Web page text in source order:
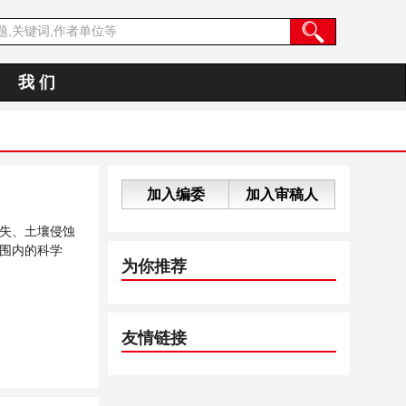
我 们
、土壤侵蚀
内的科学
加入编委 加入审稿人
为你推荐
友情链接